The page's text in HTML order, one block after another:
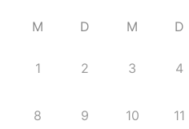
M D M D
1 2 3 4
8 9 10 11